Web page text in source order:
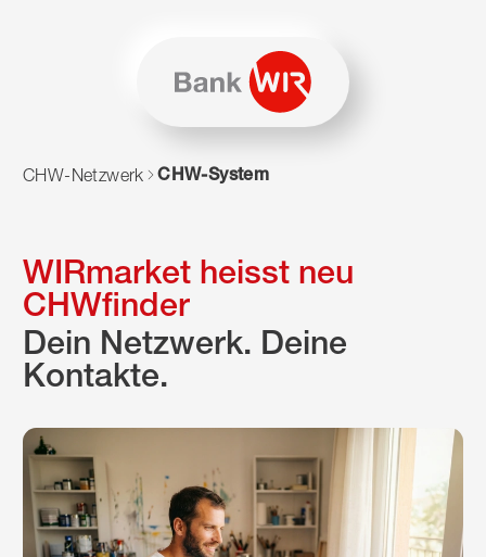
Zum Navigieren dieser Seite wird JavaScript benötigt.
CHW-Netzwerk CHW-System
WIRmarket heisst neu
CHWfinder
Dein Netzwerk. Deine
Kontakte.